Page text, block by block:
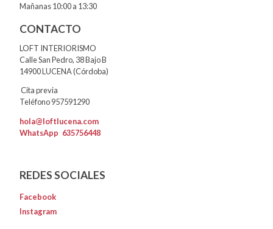
Mañanas 10:00 a 13:30
CONTACTO
LOFT INTERIORISMO
Calle San Pedro, 38 Bajo B
14900 LUCENA (Córdoba)
Cita previa
Teléfono 957591290
hola@loftlucena.com
WhatsApp 635756448
REDES SOCIALES
Facebook
Instagram